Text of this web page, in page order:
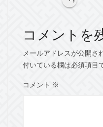
コメントを
メールアドレスが公開さ
付いている欄は必須項目
コメント ※